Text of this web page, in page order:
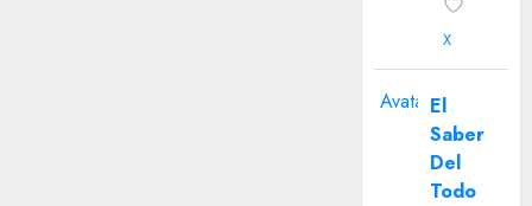
X
Avatar El
Saber
Del
Todo